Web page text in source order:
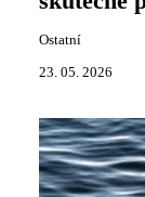
Ostatní
23. 05. 2026